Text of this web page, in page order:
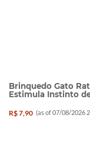
Brinquedo Gato
Estimula Instinto
R$ 7,90 (as of 07/08/2026